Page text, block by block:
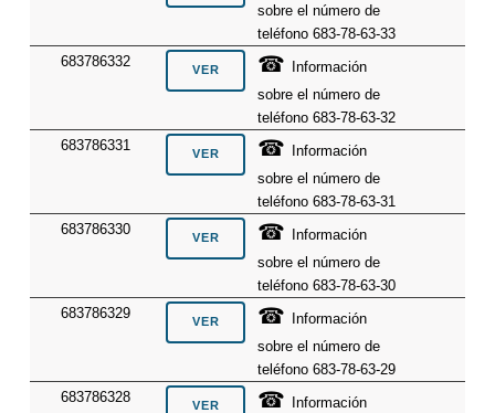
sobre el número de
teléfono 683-78-63-33
683786332
☎
Información
sobre el número de
teléfono 683-78-63-32
683786331
☎
Información
sobre el número de
teléfono 683-78-63-31
683786330
☎
Información
sobre el número de
teléfono 683-78-63-30
683786329
☎
Información
sobre el número de
teléfono 683-78-63-29
683786328
☎
Información